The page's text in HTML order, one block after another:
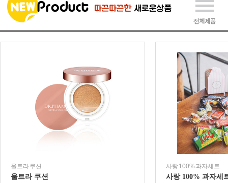
울트라 쿠션
울트라 쿠션
사랑 100% 과자세트
사랑 100% 과자세